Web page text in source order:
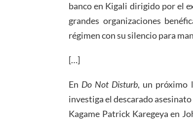
banco en Kigali dirigido por el
grandes organizaciones
régimen con su silencio para
[…]
En Do Not Disturb, un próximo
investiga el descarado
Kagame Patrick Karegeya en